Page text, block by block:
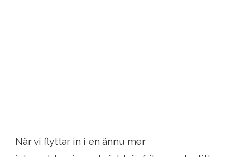
När vi flyttar in i en ännu mer